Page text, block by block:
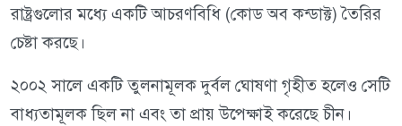
রাষ্ট্রগুলোর মধ্যে একটি আচরণবিধি (কোড অব কন্ডাক্ট) তৈরির
চেষ্টা করছে।
২০০২ সালে একটি তুলনামূলক দুর্বল ঘোষণা গৃহীত হলেও সেটি
বাধ্যতামূলক ছিল না এবং তা প্রায় উপেক্ষাই করেছে চীন।